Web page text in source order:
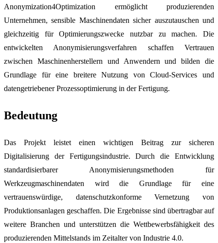
Anonymization4Optimization ermöglicht produzierenden
Unternehmen, sensible Maschinendaten sicher auszutauschen und
gleichzeitig für Optimierungszwecke nutzbar zu machen. Die
entwickelten Anonymisierungsverfahren schaffen Vertrauen
zwischen Maschinenherstellern und Anwendern und bilden die
Grundlage für eine breitere Nutzung von Cloud-Services und
datengetriebener Prozessoptimierung in der Fertigung.
Bedeutung
Das Projekt leistet einen wichtigen Beitrag zur sicheren
Digitalisierung der Fertigungsindustrie. Durch die Entwicklung
standardisierbarer Anonymisierungsmethoden für
Werkzeugmaschinendaten wird die Grundlage für eine
vertrauenswürdige, datenschutzkonforme Vernetzung von
Produktionsanlagen geschaffen. Die Ergebnisse sind übertragbar auf
weitere Branchen und unterstützen die Wettbewerbsfähigkeit des
produzierenden Mittelstands im Zeitalter von Industrie 4.0.